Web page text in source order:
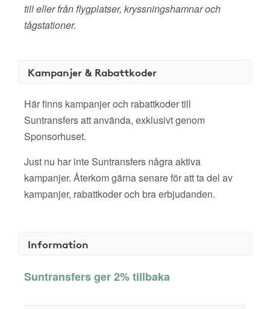
till eller från flygplatser, kryssningshamnar och
tågstationer.
Kampanjer & Rabattkoder
Här finns kampanjer och rabattkoder till
Suntransfers att använda, exklusivt genom
Sponsorhuset.
Just nu har inte Suntransfers några aktiva
kampanjer. Återkom gärna senare för att ta del av
kampanjer, rabattkoder och bra erbjudanden.
Information
Suntransfers ger 2% tillbaka